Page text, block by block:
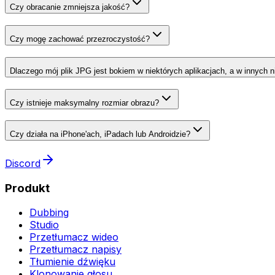
Czy obracanie zmniejsza jakość?
Czy mogę zachować przezroczystość?
Dlaczego mój plik JPG jest bokiem w niektórych aplikacjach, a w innych
Czy istnieje maksymalny rozmiar obrazu?
Czy działa na iPhone'ach, iPadach lub Androidzie?
Discord
Produkt
Dubbing
Studio
Przetłumacz wideo
Przetłumacz napisy
Tłumienie dźwięku